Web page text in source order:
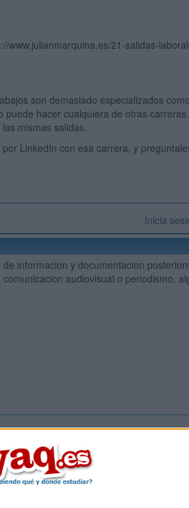
www.julianmarquina.es/21-salidas-
son demasiado especializados
hacer cualquiera de otras
mismas salidas.
LinkedIn con esa carrera, y
Inicia
informacion y documentacion
audiovisual o periodismo,
Inicia